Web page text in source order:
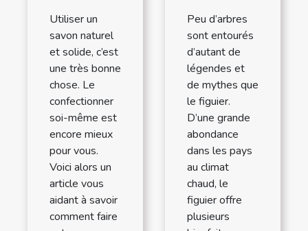
Utiliser un
savon naturel
et solide, c’est
une très bonne
chose. Le
confectionner
soi-même est
encore mieux
pour vous.
Voici alors un
article vous
aidant à savoir
comment faire
Peu d’arbres
sont entourés
d’autant de
légendes et
de mythes que
le figuier.
D’une grande
abondance
dans les pays
au climat
chaud, le
figuier offre
plusieurs